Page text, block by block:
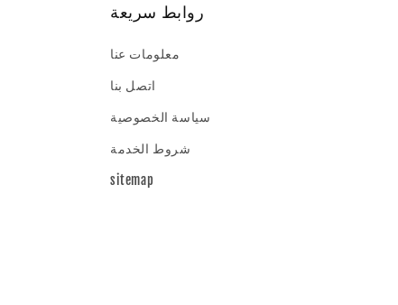
روابط سريعة
معلومات عنا
اتصل بنا
سياسة الخصوصية
شروط الخدمة
sitemap